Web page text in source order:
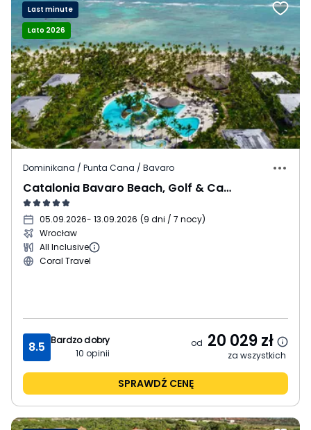
Last minute
Lato 2026
Dominikana / Punta Cana / Bavaro
Catalonia Bavaro Beach, Golf & Casino Resort
05.09.2026- 13.09.2026 (9 dni / 7 nocy)
Wrocław
All Inclusive
Coral Travel
8.5 Bardzo dobry
10 opinii
od 20 029zł
za wszystkich
SPRAWDŹ CENĘ